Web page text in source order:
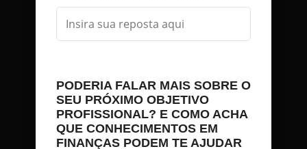
PODERIA FALAR MAIS SOBRE O
SEU PRÓXIMO OBJETIVO
PROFISSIONAL? E COMO ACHA
QUE CONHECIMENTOS EM
FINANÇAS PODEM TE AJUDAR